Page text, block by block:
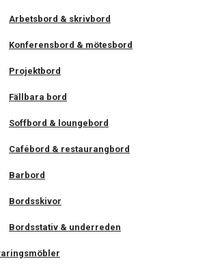
Arbetsbord & skrivbord
Konferensbord & mötesbord
Projektbord
Fällbara bord
Soffbord & loungebord
Cafébord & restaurangbord
Barbord
Bordsskivor
Bordsstativ & underreden